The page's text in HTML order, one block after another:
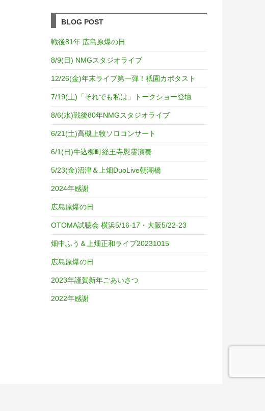
BLOG POST
戦後81年 広島原爆の日
8/9(日) NMGスタジオライブ
12/26(金)年末ライブ第一弾！祇園カポタスト
7/19(土)「それでも私は」トークショー登壇
8/6(水)戦後80年NMGスタジオライブ
6/21(土)高槻上牧ソロコンサート
6/1(日)牛込柳町経王寺慰霊演奏
5/23(金)沼津＆上畑DuoLive朝潮橋
2024年感謝
広島原爆の日
OTOMA試聴会 横浜5/16-17・大阪5/22-23
畑中ふう＆上畑正和ライブ20231015
広島原爆の日
2023年謹賀新年ごあいさつ
2022年感謝